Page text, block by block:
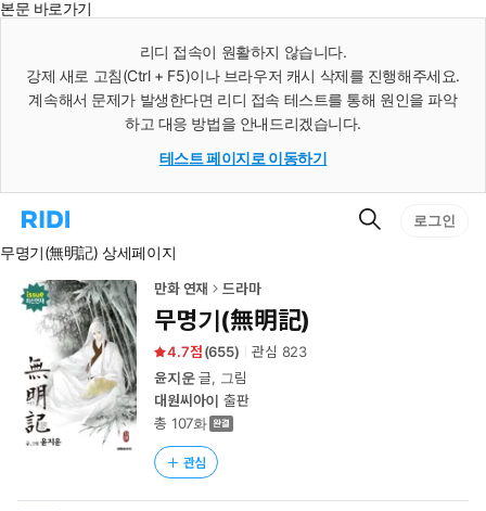
본문 바로가기
리디 접속이 원활하지 않습니다.
강제 새로 고침(Ctrl + F5)이나 브라우저 캐시 삭제를 진행해주세요.
계속해서 문제가 발생한다면 리디 접속 테스트를 통해 원인을 파악
하고 대응 방법을 안내드리겠습니다.
테스트 페이지로 이동하기
리
홈
로
이
검
로그인
무명기(無明記) 상세페이지
만화 연재 드라마
무명기(無明記)
4.7 (655) 관심 823
윤지운글, 그림
대원씨아이 출판
총 107화
관심